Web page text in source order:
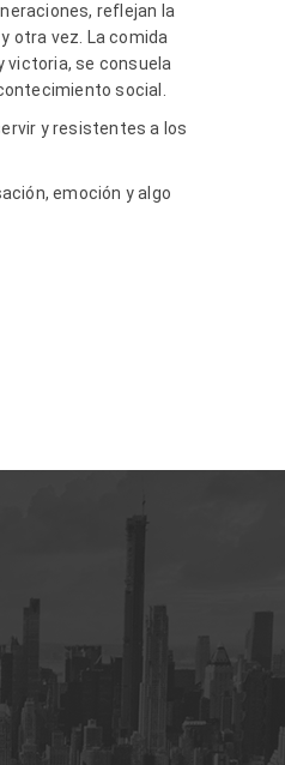
reflejan la
otra vez. La comida
victoria, se consuela
social.
y resistentes a los
emoción y algo